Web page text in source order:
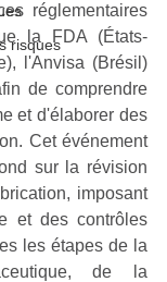
risques
réglementaires
la FDA (États-
l'Anvisa (Brésil)
de comprendre
et d'élaborer des
Cet événement
sur la révision
imposant
et des contrôles
les étapes de la
de la